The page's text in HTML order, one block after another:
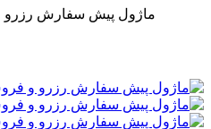
ماژول پیش سفارش